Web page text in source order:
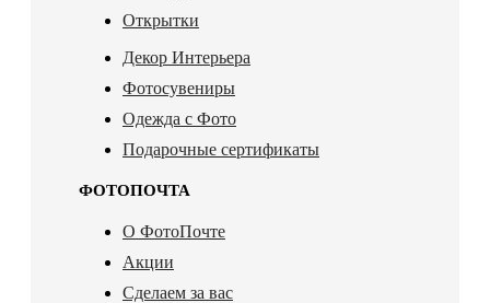
Открытки
Декор Интерьера
Фотосувениры
Одежда с Фото
Подарочные сертификаты
ФОТОПОЧТА
О ФотоПочте
Акции
Сделаем за вас